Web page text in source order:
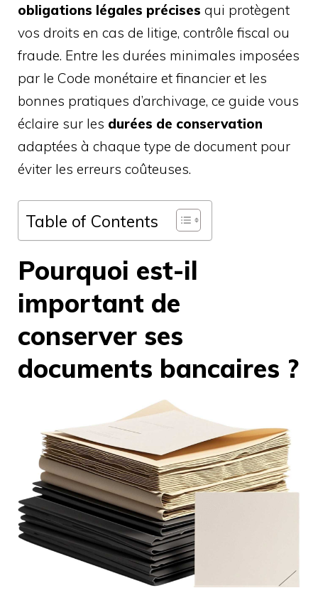
obligations légales précises qui protègent
vos droits en cas de litige, contrôle fiscal ou
fraude. Entre les durées minimales imposées
par le Code monétaire et financier et les
bonnes pratiques d’archivage, ce guide vous
éclaire sur les durées de conservation
adaptées à chaque type de document pour
éviter les erreurs coûteuses.
Table of Contents
Pourquoi est-il
important de
conserver ses
documents bancaires ?